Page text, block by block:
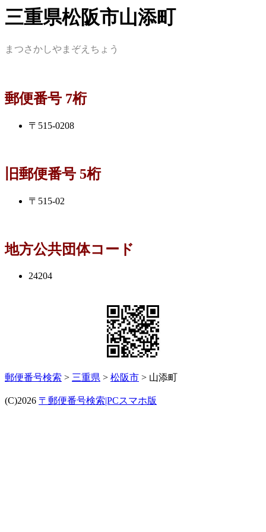
三重県松阪市山添町
まつさかしやまぞえちょう
郵便番号 7桁
〒515-0208
旧郵便番号 5桁
〒515-02
地方公共団体コード
24204
郵便番号検索 > 三重県 > 松阪市 > 山添町
(C)2026 〒郵便番号検索|PCスマホ版